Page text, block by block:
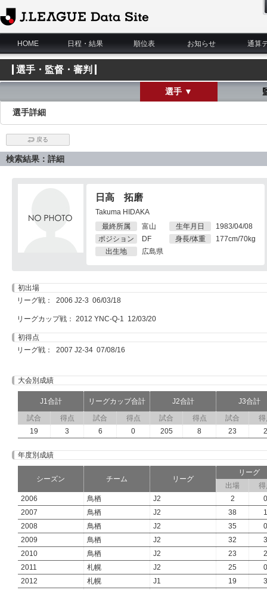
J.League Data Site
HOME
日程・結果 順位表 お知らせ 通算
選手・監督・審判
選手 ▼
選手詳細
戻る
検索結果：詳細
日高 拓磨
Takuma HIDAKA
最終所属
富山
ポジション
DF
出生地
広島県
生年月日
1983/04/08
身長/体重
177cm/70kg
初出場
リーグ戦： 2006 J2-3 06/03/18
リーグカップ戦： 2012 YNC-Q-1 12/03/20
初得点
リーグ戦： 2007 J2-34 07/08/16
大会別成績
J1合計 リーグカップ合計 J2合計
J3合計
試合
得点 試合 得点 試合 得点 試合
得
19
3 6 0 205 8 23 2
年度別成績
シーズン チーム リーグ
リーグ
出場
得
2006
鳥栖 J2 2
0
2007
鳥栖 J2 38
1
2008
鳥栖 J2 35
0
2009
鳥栖 J2 32
3
2010
鳥栖 J2 23
2
2011
札幌 J2 25
0
2012
札幌 J1 19
3